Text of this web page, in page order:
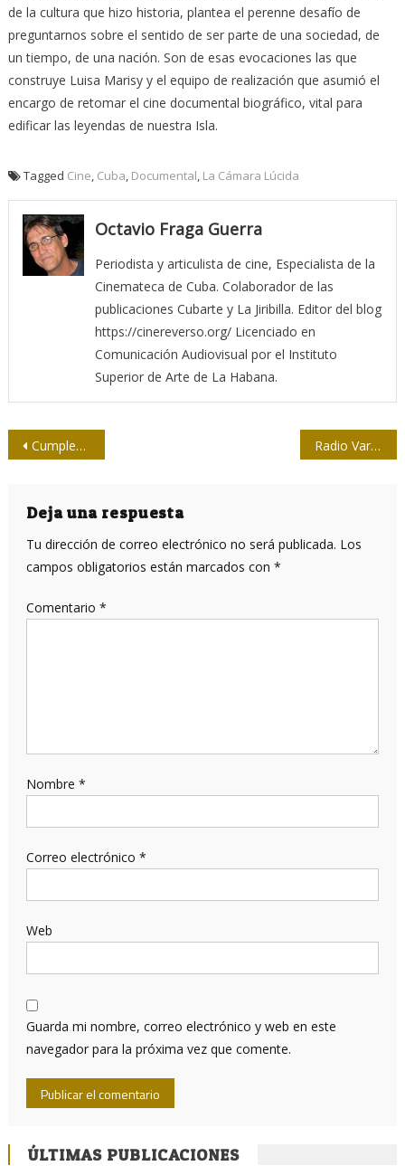
de la cultura que hizo historia, plantea el perenne desafío de
preguntarnos sobre el sentido de ser parte de una sociedad, de
un tiempo, de una nación. Son de esas evocaciones las que
construye Luisa Marisy y el equipo de realización que asumió el
encargo de retomar el cine documental biográfico, vital para
edificar las leyendas de nuestra Isla.
Tagged Cine, Cuba, Documental, La Cámara Lúcida
Octavio Fraga Guerra
Periodista y articulista de cine, Especialista de la
Cinemateca de Cuba. Colaborador de las
publicaciones Cubarte y La Jiribilla. Editor del blog
https://cinereverso.org/ Licenciado en
Comunicación Audiovisual por el Instituto
Superior de Arte de La Habana.
Navegación
entradas
Cumpleaños feliz entre colegas Radio Varadero, una emisora del pueblo
Deja una respuesta
Tu dirección de correo electrónico no será publicada. Los
campos obligatorios están marcados con *
Comentario *
Nombre *
Correo electrónico *
Web
Guarda mi nombre, correo electrónico y web en este
navegador para la próxima vez que comente.
ÚLTIMAS PUBLICACIONES